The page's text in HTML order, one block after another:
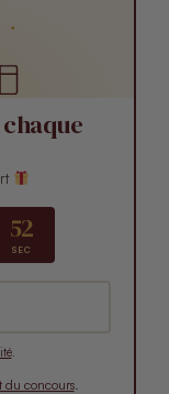
51
SEC
.
du concours.